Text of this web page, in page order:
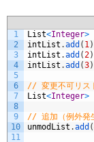
1
2
3
4
5
6
7
8
9
10
11
List<Integer>
intList .add ( 1)
intList .add (2)
intList .add (3)
// 変更不可リス
List<Integer>
// 追加（例外発
unmodList .add (